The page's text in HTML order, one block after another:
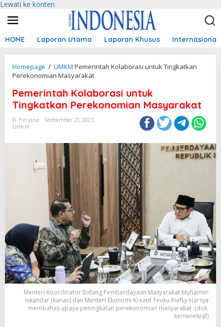
Lewati ke konten
HOME Laporan Utama Laporan Khusus Internasional
Homepage / UMKM Pemerintah Kolaborasi untuk Tingkatkan
Perekonomian Masyarakat
Pemerintah Kolaborasi untuk
Tingkatkan Perekonomian Masyarakat
R. Fitriana
September 21, 2025
UMKM
Menteri Koordinator Bidang Pemberdayaan Masyarakat Muhaimin
Iskandar (kanan) dan Menteri Ekonomi Kreatif Teuku Riefky Harsya
membahas upaya peningkatan perekonomian masyarakat. (dok.
kemenekraf)